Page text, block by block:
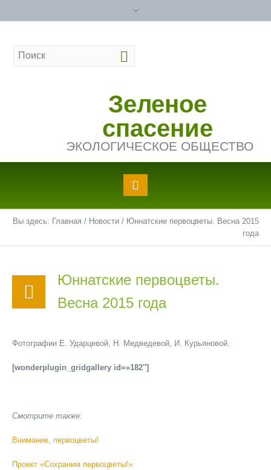
Зеленое
спасение
ЭКОЛОГИЧЕСКОЕ ОБЩЕСТВО
Вы здесь: Главная / Новости / Юннатские первоцветы. Весна 2015
года
Юннатские первоцветы.
Весна 2015 года
Фотографии Е. Ударцевой, Н. Медведевой, И. Курьяновой.
[wonderplugin_gridgallery id=»182″]
Смотрите также:
Внимание, первоцветы!
Проект «Сохраним первоцветы!»